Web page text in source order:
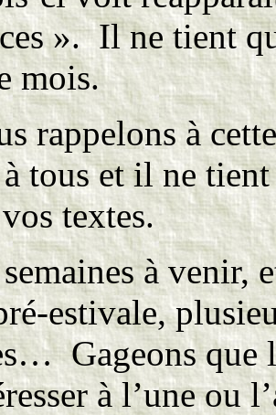
». Il ne tient
mois.
rappelons à
tous et il ne
textes.
à venir,
estivale,
Gageons que
à l’une ou